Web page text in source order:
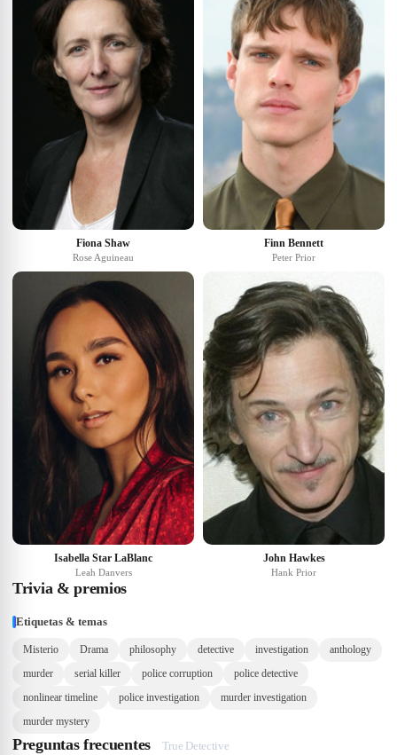
Fiona Shaw
Rose Aguineau
Finn Bennett
Peter Prior
Isabella Star LaBlanc
Leah Danvers
John Hawkes
Hank Prior
Trivia & premios
Etiquetas & temas
Misterio Drama philosophy detective investigation
anthology
murder
serial killer police corruption
police detective
nonlinear timeline
police investigation
murder investigation
murder mystery
Preguntas frecuentes True Detective